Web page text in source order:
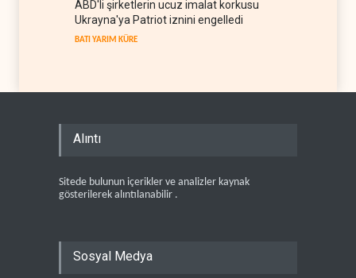
ABD'li şirketlerin ucuz imalat korkusu
Ukrayna'ya Patriot iznini engelledi
BATI YARIM KÜRE
Alıntı
Sitede bulunun içerikler ve analizler kaynak
gösterilerek alıntılanabilir .
Sosyal Medya